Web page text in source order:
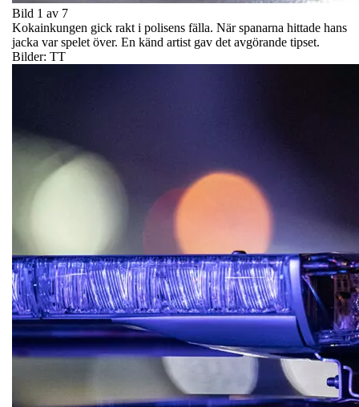
Bild 1 av 7
Kokainkungen gick rakt i polisens fälla. När spanarna hittade hans
jacka var spelet över. En känd artist gav det avgörande tipset.
Bilder: TT